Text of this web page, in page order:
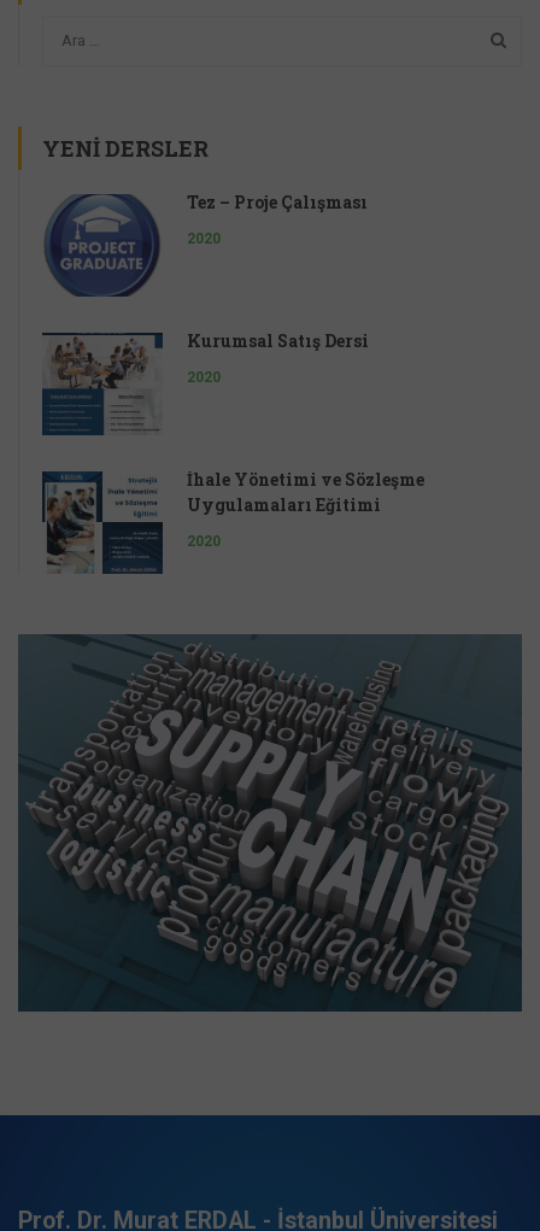
YENI DERSLER
Tez – Proje Çalışması
2020
Kurumsal Satış Dersi
2020
İhale Yönetimi ve Sözleşme
Uygulamaları Eğitimi
2020
Prof. Dr. Murat ERDAL - İstanbul Üniversitesi